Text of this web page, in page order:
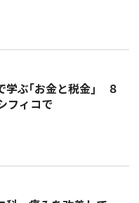
ぶ｢お金と税金｣ ８
フィコで